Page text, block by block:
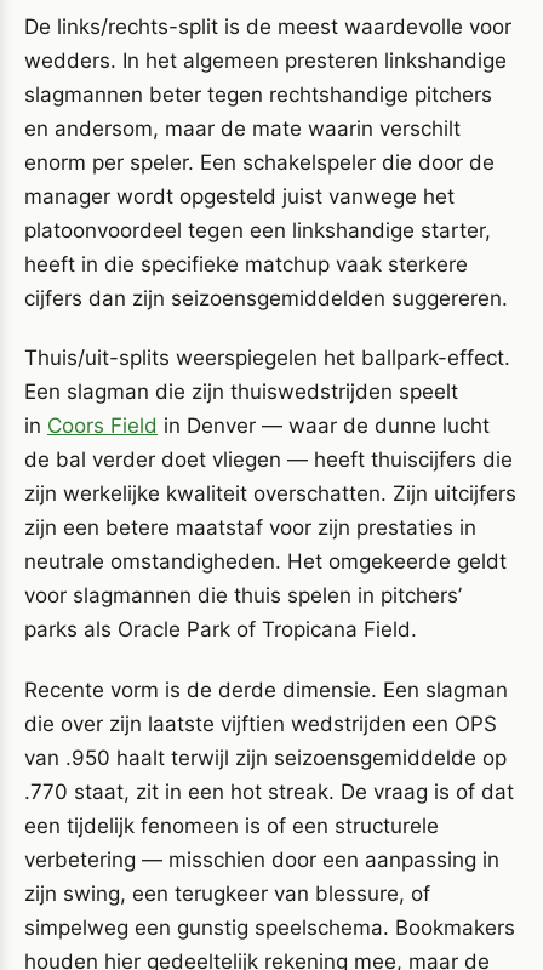
De links/rechts-split is de meest waardevolle voor
wedders. In het algemeen presteren linkshandige
slagmannen beter tegen rechtshandige pitchers
en andersom, maar de mate waarin verschilt
enorm per speler. Een schakelspeler die door de
manager wordt opgesteld juist vanwege het
platoonvoordeel tegen een linkshandige starter,
heeft in die specifieke matchup vaak sterkere
cijfers dan zijn seizoensgemiddelden suggereren.
Thuis/uit-splits weerspiegelen het ballpark-effect.
Een slagman die zijn thuiswedstrijden speelt
in Coors Field in Denver — waar de dunne lucht
de bal verder doet vliegen — heeft thuiscijfers die
zijn werkelijke kwaliteit overschatten. Zijn uitcijfers
zijn een betere maatstaf voor zijn prestaties in
neutrale omstandigheden. Het omgekeerde geldt
voor slagmannen die thuis spelen in pitchers’
parks als Oracle Park of Tropicana Field.
Recente vorm is de derde dimensie. Een slagman
die over zijn laatste vijftien wedstrijden een OPS
van .950 haalt terwijl zijn seizoensgemiddelde op
.770 staat, zit in een hot streak. De vraag is of dat
een tijdelijk fenomeen is of een structurele
verbetering — misschien door een aanpassing in
zijn swing, een terugkeer van blessure, of
simpelweg een gunstig speelschema. Bookmakers
houden hier gedeeltelijk rekening mee, maar de